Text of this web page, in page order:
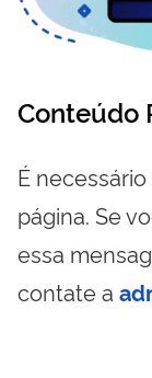
Conteúdo
É
página. Se
essa
contate a